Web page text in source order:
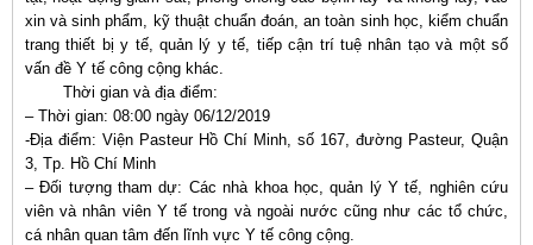
xin và sinh phẩm, kỹ thuật chuẩn đoán, an toàn sinh học, kiểm chuẩn
trang thiết bị y tế, quản lý y tế, tiếp cận trí tuệ nhân tạo và một số
vấn đề Y tế công cộng khác.
Thời gian và địa điểm:
– Thời gian: 08:00 ngày 06/12/2019
-Địa điểm: Viện Pasteur Hồ Chí Minh, số 167, đường Pasteur, Quận
3, Tp. Hồ Chí Minh
– Đối tượng tham dự: Các nhà khoa học, quản lý Y tế, nghiên cứu
viên và nhân viên Y tế trong và ngoài nước cũng như các tổ chức,
cá nhân quan tâm đến lĩnh vực Y tế công cộng.